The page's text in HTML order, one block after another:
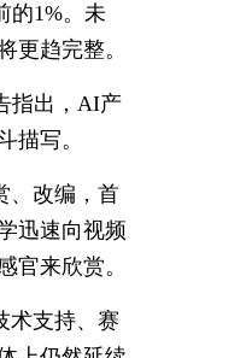
的1%。未
更趋完整。
指出，AI产
描写。
、改编，首
迅速向视频
官来欣赏。
术支持、赛